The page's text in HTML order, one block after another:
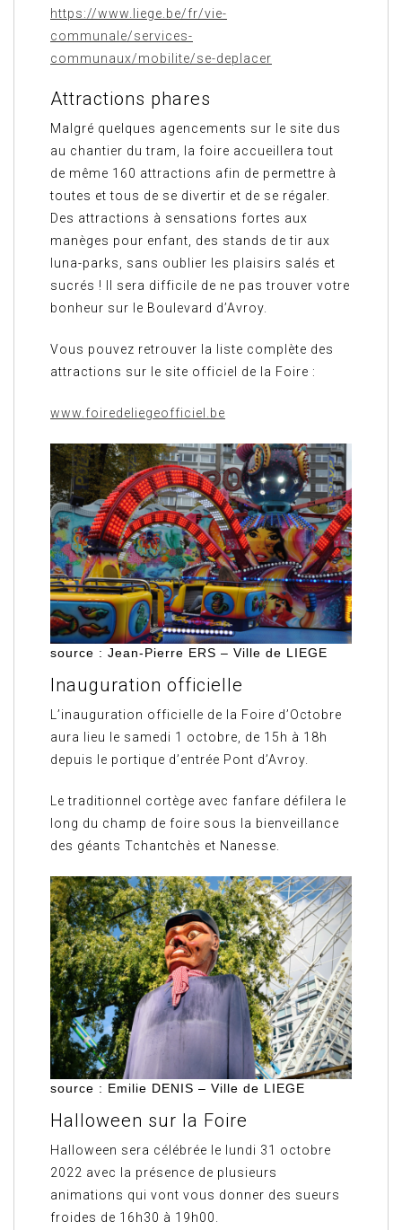
https://www.liege.be/fr/vie-
communale/services-
communaux/mobilite/se-deplacer
Attractions phares
Malgré quelques agencements sur le site dus
au chantier du tram, la foire accueillera tout
de même 160 attractions afin de permettre à
toutes et tous de se divertir et de se régaler.
Des attractions à sensations fortes aux
manèges pour enfant, des stands de tir aux
luna-parks, sans oublier les plaisirs salés et
sucrés ! Il sera difficile de ne pas trouver votre
bonheur sur le Boulevard d’Avroy.
Vous pouvez retrouver la liste complète des
attractions sur le site officiel de la Foire :
www.foiredeliegeofficiel.be
source : Jean-Pierre ERS – Ville de LIEGE
Inauguration officielle
L’inauguration officielle de la Foire d’Octobre
aura lieu le samedi 1 octobre, de 15h à 18h
depuis le portique d’entrée Pont d’Avroy.
Le traditionnel cortège avec fanfare défilera le
long du champ de foire sous la bienveillance
des géants Tchantchès et Nanesse.
source : Emilie DENIS – Ville de LIEGE
Halloween sur la Foire
Halloween sera célébrée le lundi 31 octobre
2022 avec la présence de plusieurs
animations qui vont vous donner des sueurs
froides de 16h30 à 19h00.